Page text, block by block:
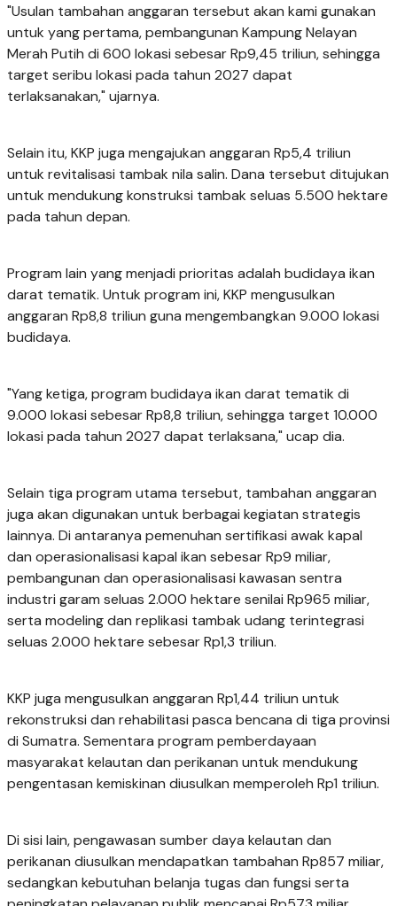
"Usulan tambahan anggaran tersebut akan kami gunakan
untuk yang pertama, pembangunan Kampung Nelayan
Merah Putih di 600 lokasi sebesar Rp9,45 triliun, sehingga
target seribu lokasi pada tahun 2027 dapat
terlaksanakan," ujarnya.
Selain itu, KKP juga mengajukan anggaran Rp5,4 triliun
untuk revitalisasi tambak nila salin. Dana tersebut ditujukan
untuk mendukung konstruksi tambak seluas 5.500 hektare
pada tahun depan.
Program lain yang menjadi prioritas adalah budidaya ikan
darat tematik. Untuk program ini, KKP mengusulkan
anggaran Rp8,8 triliun guna mengembangkan 9.000 lokasi
budidaya.
"Yang ketiga, program budidaya ikan darat tematik di
9.000 lokasi sebesar Rp8,8 triliun, sehingga target 10.000
lokasi pada tahun 2027 dapat terlaksana," ucap dia.
Selain tiga program utama tersebut, tambahan anggaran
juga akan digunakan untuk berbagai kegiatan strategis
lainnya. Di antaranya pemenuhan sertifikasi awak kapal
dan operasionalisasi kapal ikan sebesar Rp9 miliar,
pembangunan dan operasionalisasi kawasan sentra
industri garam seluas 2.000 hektare senilai Rp965 miliar,
serta modeling dan replikasi tambak udang terintegrasi
seluas 2.000 hektare sebesar Rp1,3 triliun.
KKP juga mengusulkan anggaran Rp1,44 triliun untuk
rekonstruksi dan rehabilitasi pasca bencana di tiga provinsi
di Sumatra. Sementara program pemberdayaan
masyarakat kelautan dan perikanan untuk mendukung
pengentasan kemiskinan diusulkan memperoleh Rp1 triliun.
Di sisi lain, pengawasan sumber daya kelautan dan
perikanan diusulkan mendapatkan tambahan Rp857 miliar,
sedangkan kebutuhan belanja tugas dan fungsi serta